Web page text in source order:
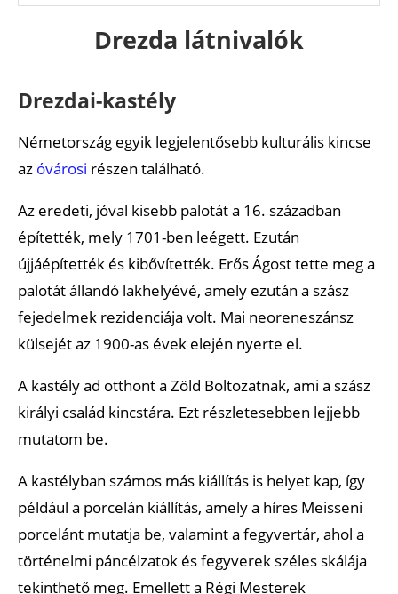
Zöld Boltozat (Grünes Gewölbe)
Német Hadtörténeti Múzeum
Ajánlott cikkek
Drezda látnivalók
Drezdai-kastély
Németország egyik legjelentősebb kulturális kincse
az óvárosi részen található.
Az eredeti, jóval kisebb palotát a 16. században
építették, mely 1701-ben leégett. Ezután
újjáépítették és kibővítették. Erős Ágost tette meg a
palotát állandó lakhelyévé, amely ezután a szász
fejedelmek rezidenciája volt. Mai neoreneszánsz
külsejét az 1900-as évek elején nyerte el.
A kastély ad otthont a Zöld Boltozatnak, ami a szász
királyi család kincstára. Ezt részletesebben lejjebb
mutatom be.
A kastélyban számos más kiállítás is helyet kap, így
például a porcelán kiállítás, amely a híres Meisseni
porcelánt mutatja be, valamint a fegyvertár, ahol a
történelmi páncélzatok és fegyverek széles skálája
tekinthető meg. Emellett a Régi Mesterek